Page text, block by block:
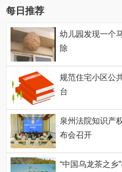
每日推荐
幼儿园发现一个
除
规范住宅小区公
台
泉州法院知识产
布会召开
“中国乌龙茶之乡